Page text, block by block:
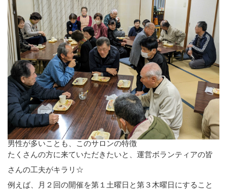
男性が多いことも、このサロンの特徴
たくさんの方に来ていただきたいと、運営ボランティアの皆
さんの工夫がキラリ☆
例えば、月２回の開催を第１土曜日と第３木曜日にすること